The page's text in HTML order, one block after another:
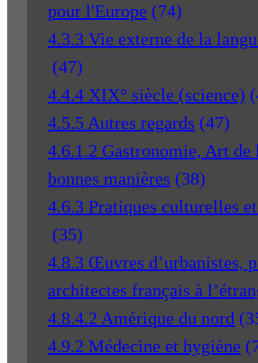
pour l'Europe (74)
4.3.3 Vie externe de la
(47)
4.4.4 XIX° siècle (science)
4.5.5 Autres regards (47)
4.6.1.2 Gastronomie, Art de
bonnes manières (38)
4.6.3 Pratiques culturelles
(35)
4.8.3 Œuvres d’urbanistes,
architectes français à
4.8.4.2 Amérique du nord
4.9.2 Médecine et hygiène